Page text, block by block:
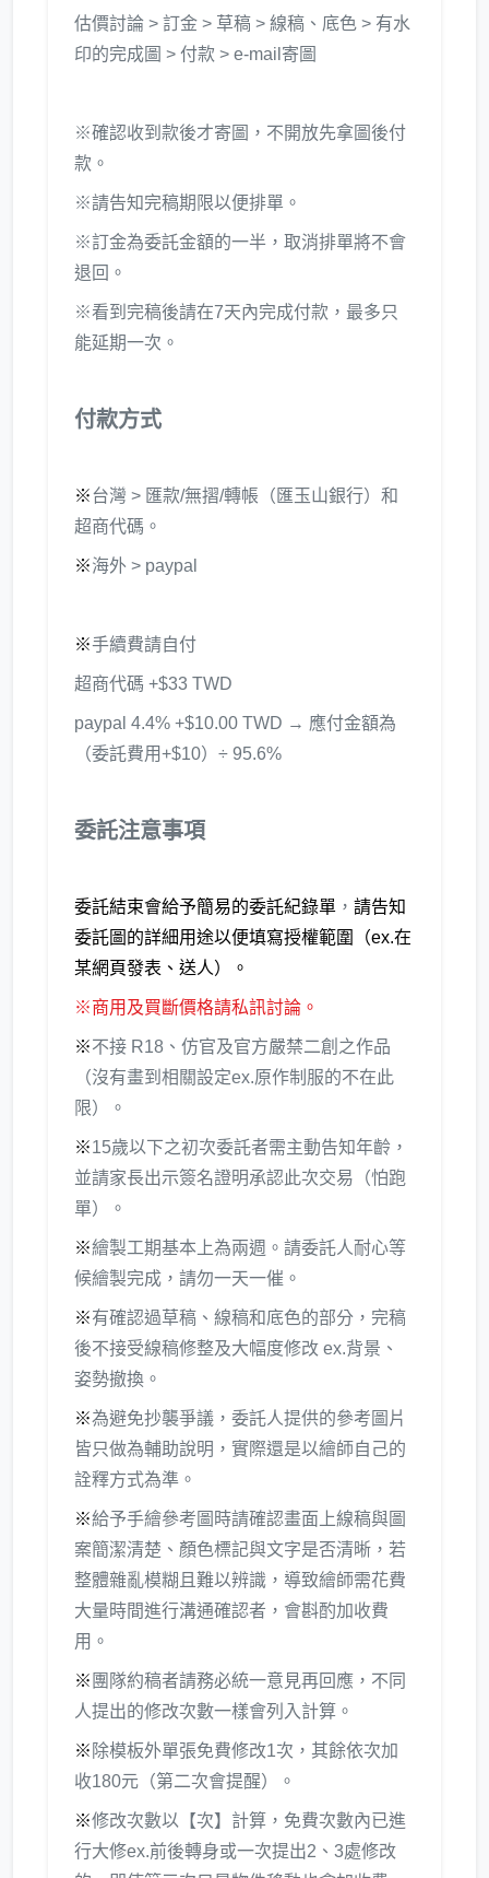
估價討論 > 訂金 > 草稿 > 線稿、底色 > 有水
印的完成圖 > 付款 > e-mail寄圖
※確認收到款後才寄圖，不開放先拿圖後付
款。
※請告知完稿期限以便排單。
※訂金為委託金額的一半，取消排單將不會
退回。
※看到完稿後請在7天內完成付款，最多只
能延期一次。
付款方式
※台灣 > 匯款/無摺/轉帳（匯玉山銀行）和
超商代碼。
※海外 > paypal
※手續費請自付
超商代碼 +$33 TWD
paypal 4.4% +$10.00 TWD → 應付金額為
（委託費用+$10）÷ 95.6%
委託注意事項
委託結束會給予簡易的委託紀錄單 ， 請告知
委託圖的詳細用途以便填寫授權範圍（ex.在
某網頁發表、送人）。
※商用及買斷價格請私訊討論。
※不接 R18、仿官及官方嚴禁二創之作品
（沒有畫到相關設定ex.原作制服的不在此
限）。
※15歲以下之初次委託者需主動告知年齡，
並請家長出示簽名證明承認此次交易（怕跑
單）。
※繪製工期基本上為兩週。請委託人耐心等
候繪製完成，請勿一天一催。
※有確認過草稿、線稿和底色的部分，完稿
後不接受線稿修整及大幅度修改 ex.背景、
姿勢撤換。
※為避免抄襲爭議，委託人提供的參考圖片
皆只做為輔助說明，實際還是以繪師自己的
詮釋方式為準。
※給予手繪參考圖時請確認畫面上線稿與圖
案簡潔清楚、顏色標記與文字是否清晰，若
整體雜亂模糊且難以辨識，導致繪師需花費
大量時間進行溝通確認者，會斟酌加收費
用。
※ 團隊約稿者請務必統一意見再回應，不同
人提出的修改次數一樣會列入計算。
※ 除模板外單張免費修改1次，其餘依次加
收180元（第二次會提醒）。
※修改次數以【次】計算，免費次數內已進
行大修ex.前後轉身或一次提出2、3處修改